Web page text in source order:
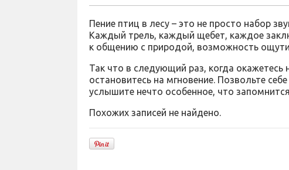
Пение птиц в лесу – это не просто набор
Каждый трель, каждый щебет, каждое
к общению с природой, возможность
Так что в следующий раз, когда
остановитесь на мгновение. Позвольте
услышите нечто особенное, что
Похожих записей не найдено.